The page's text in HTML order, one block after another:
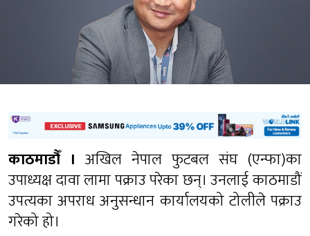
काठमाडौँ । अखिल नेपाल फुटबल संघ (एन्फा)का
उपाध्यक्ष दावा लामा पक्राउ परेका छन्। उनलाई काठमाडौं
उपत्यका अपराध अनुसन्धान कार्यालयको टोलीले पक्राउ
गरेको हो।